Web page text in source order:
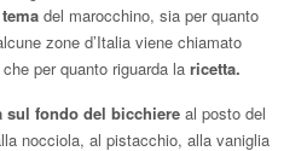
del marocchino, sia per quanto
zone d’Italia viene chiamato
che per quanto riguarda la ricetta.
sul fondo del bicchiere al posto del
nocciola, al pistacchio, alla vaniglia